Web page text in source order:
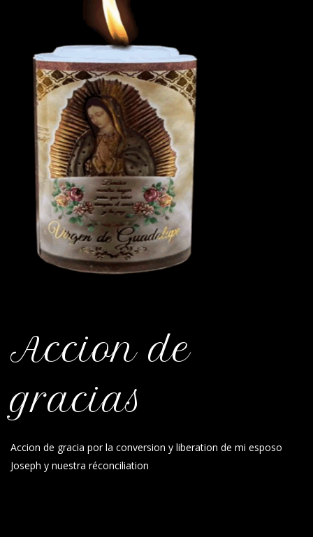
Accion de
gracias
Accion de gracia por la conversion y liberation de mi esposo
Joseph y nuestra réconciliation